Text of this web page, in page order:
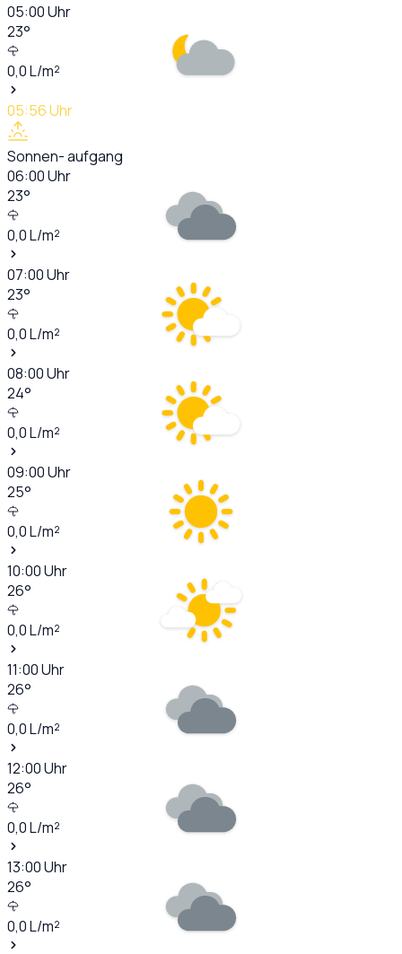
05:00Uhr
23°
0,0L/m²
05:56Uhr
Sonnen- aufgang
06:00Uhr
23°
0,0L/m²
07:00Uhr
23°
0,0L/m²
08:00Uhr
24°
0,0L/m²
09:00Uhr
25°
0,0L/m²
10:00Uhr
26°
0,0L/m²
11:00Uhr
26°
0,0L/m²
12:00Uhr
26°
0,0L/m²
13:00Uhr
26°
0,0L/m²